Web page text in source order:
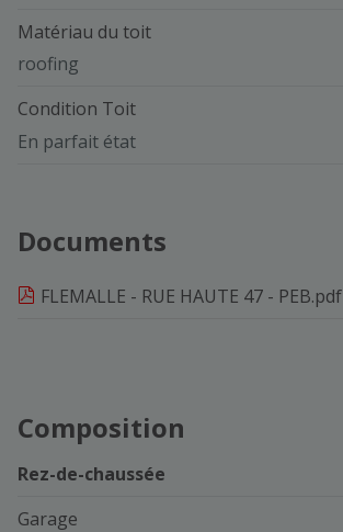
Matériau du toit
roofing
Condition Toit
En parfait état
Documents
FLEMALLE - RUE HAUTE 47 - PEB.pdf
Composition
Rez-de-chaussée
Garage